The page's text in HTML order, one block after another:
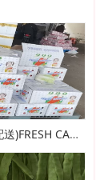
(南安农产品配送)FRESH CARROT